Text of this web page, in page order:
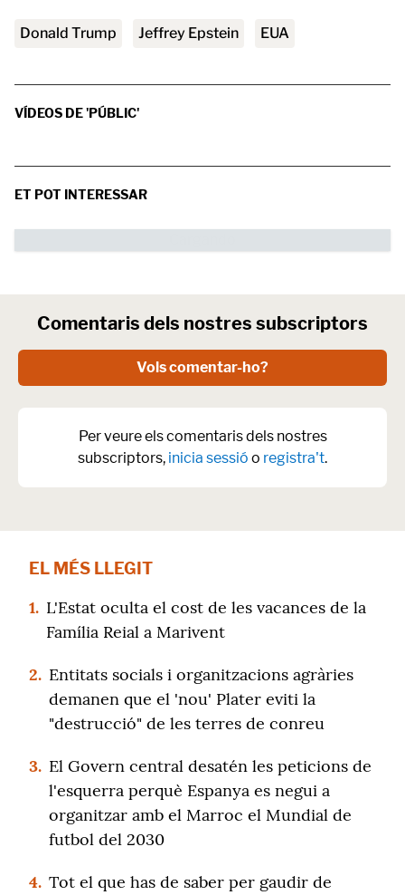
Donald Trump Jeffrey Epstein EUA
VÍDEOS DE 'PÚBLIC'
ET POT INTERESSAR
Comentaris dels nostres subscriptors
Vols comentar-ho?
Per veure els comentaris dels nostres
subscriptors, inicia sessió o registra't.
EL MÉS LLEGIT
1. L'Estat oculta el cost de les vacances de la
Família Reial a Marivent
2. Entitats socials i organitzacions agràries
demanen que el 'nou' Plater eviti la
"destrucció" de les terres de conreu
3. El Govern central desatén les peticions de
l'esquerra perquè Espanya es negui a
organitzar amb el Marroc el Mundial de
futbol del 2030
4. Tot el que has de saber per gaudir de